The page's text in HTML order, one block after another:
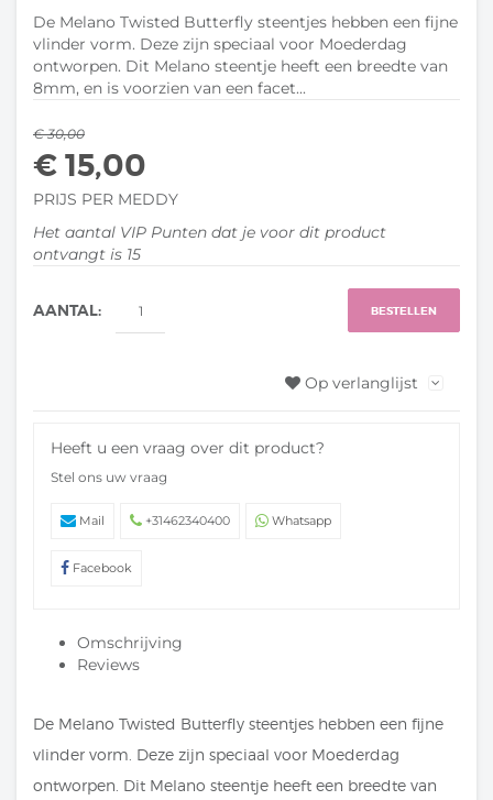
De Melano Twisted Butterfly steentjes hebben een fijne
vlinder vorm. Deze zijn speciaal voor Moederdag
ontworpen. Dit Melano steentje heeft een breedte van
8mm, en is voorzien van een facet...
€ 30,00
€ 15,00
PRIJS PER MEDDY
Het aantal VIP Punten dat je voor dit product
ontvangt is 15
AANTAL: BESTELLEN
Op verlanglijst
Heeft u een vraag over dit product?
Stel ons uw vraag
Mail +31462340400 Whatsapp
Facebook
Omschrijving
Reviews
De Melano Twisted Butterfly steentjes hebben een fijne
vlinder vorm. Deze zijn speciaal voor Moederdag
ontworpen. Dit Melano steentje heeft een breedte van